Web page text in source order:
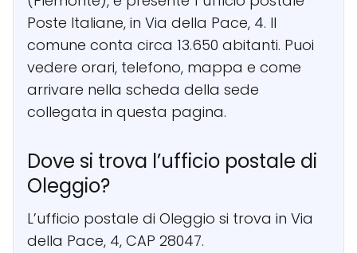
Poste Italiane, in Via della Pace, 4. Il
comune conta circa 13.650 abitanti. Puoi
vedere orari, telefono, mappa e come
arrivare nella scheda della sede
collegata in questa pagina.
Dove si trova l’ufficio postale di
Oleggio?
L’ufficio postale di Oleggio si trova in Via
della Pace, 4, CAP 28047.